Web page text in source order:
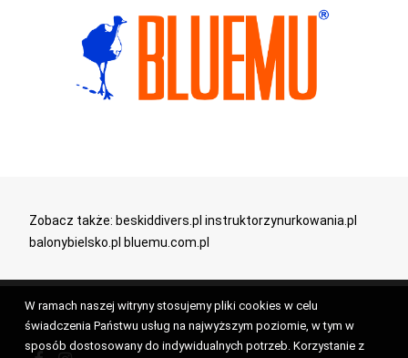
Zobacz także: beskiddivers.pl instruktorzynurkowania.pl
balonybielsko.pl bluemu.com.pl
W ramach naszej witryny stosujemy pliki cookies w celu
świadczenia Państwu usług na najwyższym poziomie, w tym w
sposób dostosowany do indywidualnych potrzeb. Korzystanie z